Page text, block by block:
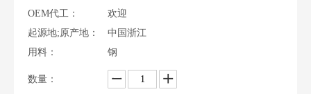
OEM代工：
欢迎
起源地;原产地：
中国浙江
用料：
钢
数量：